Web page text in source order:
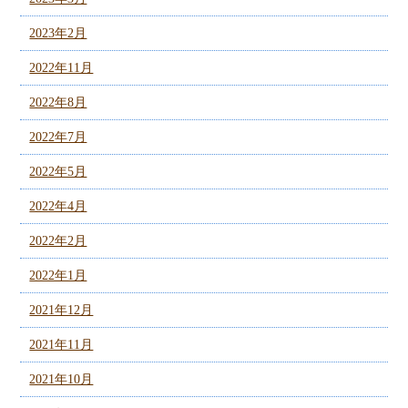
2023年2月
2022年11月
2022年8月
2022年7月
2022年5月
2022年4月
2022年2月
2022年1月
2021年12月
2021年11月
2021年10月